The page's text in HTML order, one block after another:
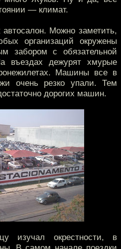
— климат.
Можно заметить,
организаций окружены
забором с обязательной
въездах дежурят хмурые
Машины все в
очень резко упали. Тем
дорогих машин.
изучал окрестности, в